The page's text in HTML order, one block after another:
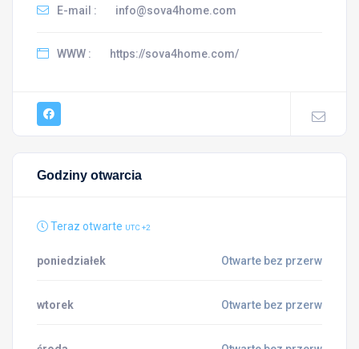
E-mail : info@sova4home.com
WWW : https://sova4home.com/
Godziny otwarcia
Teraz otwarte UTC +2
poniedziałek Otwarte bez przerw
wtorek Otwarte bez przerw